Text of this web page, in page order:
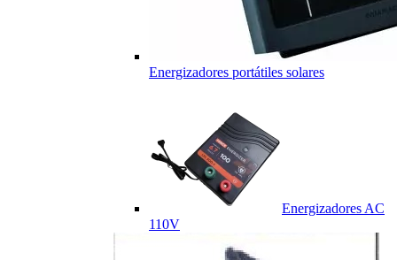
Energizadores portátiles solares
Energizadores AC
110V